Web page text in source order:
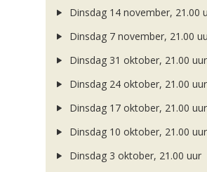
Dinsdag 14 november, 21.00
Dinsdag 7 november, 21.00
Dinsdag 31 oktober, 21.00 uur
Dinsdag 24 oktober, 21.00 uur
Dinsdag 17 oktober, 21.00 uur
Dinsdag 10 oktober, 21.00 uur
Dinsdag 3 oktober, 21.00 uur